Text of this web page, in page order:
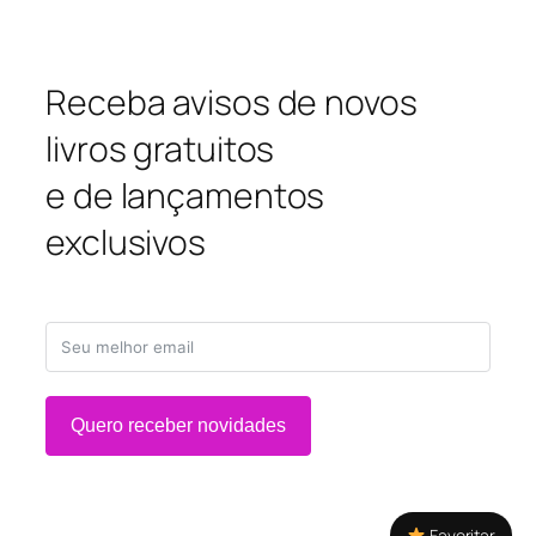
Receba avisos de novos
livros gratuitos
e de lançamentos
exclusivos
Quero receber novidades